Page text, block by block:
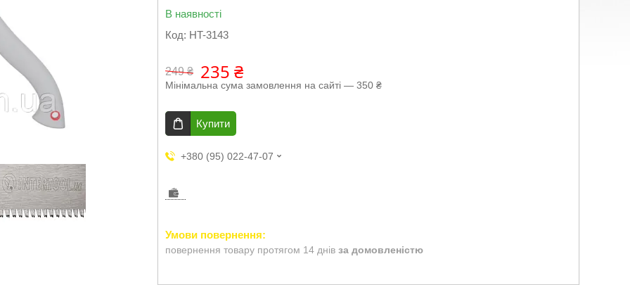
В наявності
Код: HT-3143
249 ₴ 235 ₴
Мінімальна сума замовлення на сайті — 350 ₴
Купити
+380 (95) 022-47-07
повернення товару протягом 14 днів за домовленістю